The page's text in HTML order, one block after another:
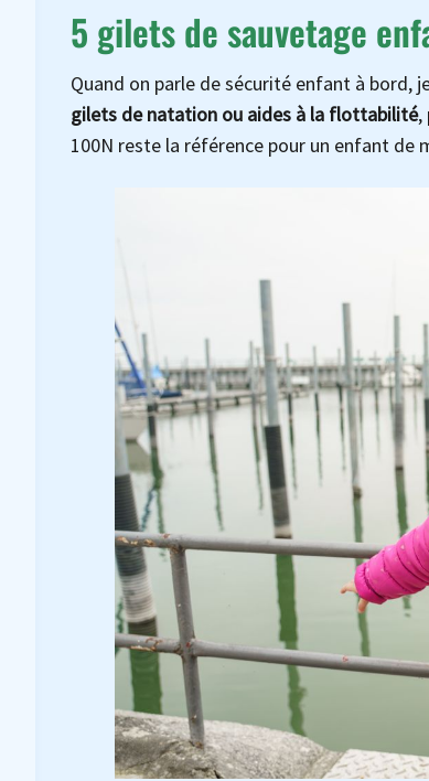
5 gilets de sauvetage
Quand on parle de sécurité enfant à
gilets de natation ou aides à la flottabilité,
100N reste la référence pour un enfant de